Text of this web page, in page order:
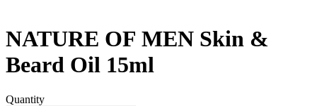
NATURE OF MEN Skin &
Beard Oil 15ml
Quantity